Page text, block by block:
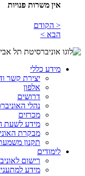
אין משרות פנויות​
< הקודם
הבא >
מידע כללי
יצירת קשר
אלפון
דרושים
נהלי
מכרזים
מידע לשעת
מבקרת
תקנון
לימודים
רישום
מידע